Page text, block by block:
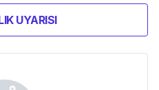
UYARISI